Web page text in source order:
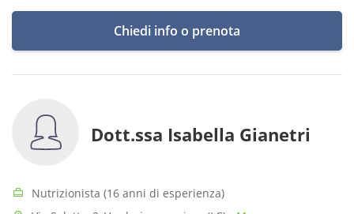
Chiedi info o prenota
Dott.ssa Isabella Gianetri
Nutrizionista (16 anni di esperienza)